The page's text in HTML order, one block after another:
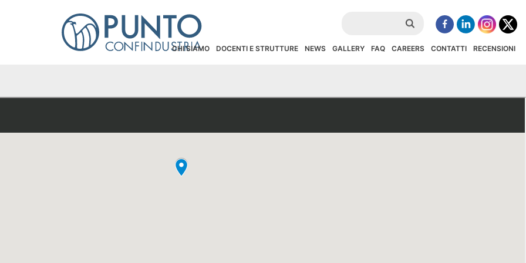
CHI SIAMO DOCENTI E STRUTTURE NEWS GALLERY FAQ CAREERS CONTATTI RECENSIONI